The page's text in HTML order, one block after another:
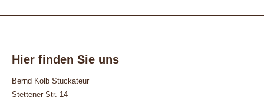
Hier finden Sie uns
Bernd Kolb Stuckateur
Stettener Str. 14